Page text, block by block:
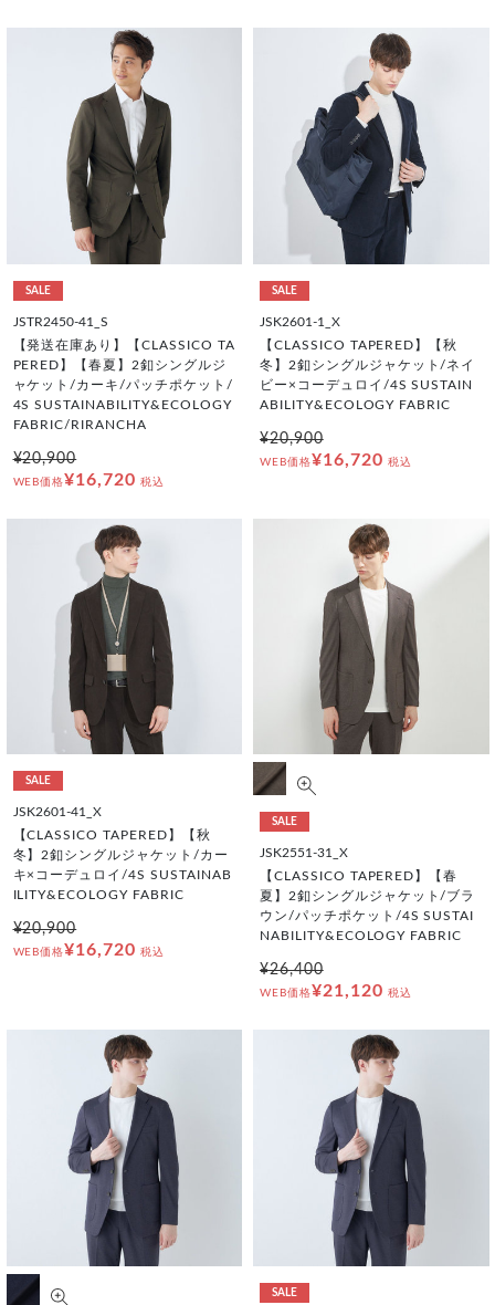
SALE
JSTR2450-41_S
【発送在庫あり】【CLASSICO TA
PERED】【春夏】2釦シングルジ
ャケット/カーキ/パッチポケット/
4S SUSTAINABILITY&ECOLOGY
FABRIC/RIRANCHA
¥20,900
WEB価格¥16,720 税込
SALE
JSK2601-1_X
【CLASSICO TAPERED】【秋
冬】2釦シングルジャケット/ネイ
ビー×コーデュロイ/4S SUSTAIN
ABILITY&ECOLOGY FABRIC
¥20,900
WEB価格¥16,720 税込
SALE
JSK2601-41_X
【CLASSICO TAPERED】【秋
冬】2釦シングルジャケット/カー
キ×コーデュロイ/4S SUSTAINAB
ILITY&ECOLOGY FABRIC
¥20,900
WEB価格¥16,720 税込
SALE
JSK2551-31_X
【CLASSICO TAPERED】【春
夏】2釦シングルジャケット/ブラ
ウン/パッチポケット/4S SUSTAI
NABILITY&ECOLOGY FABRIC
¥26,400
WEB価格¥21,120 税込
SALE